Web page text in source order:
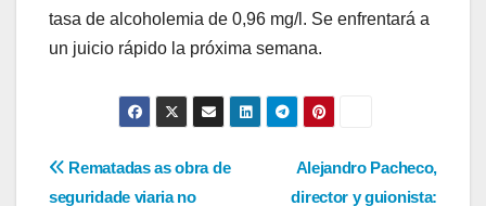
tasa de alcoholemia de 0,96 mg/l. Se enfrentará a
un juicio rápido la próxima semana.
Navegación
Alejandro Pacheco,
director y guionista:
Rematadas as obra de
seguridade viaria no